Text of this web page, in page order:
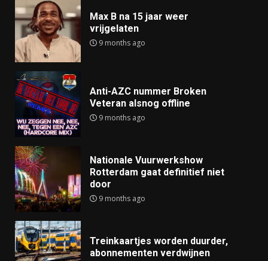
Max B na 15 jaar weer
vrijgelaten
9 months ago
Anti-AZC nummer Broken
Veteran alsnog offline
9 months ago
Nationale Vuurwerkshow
Rotterdam gaat definitief niet
door
9 months ago
Treinkaartjes worden duurder,
abonnementen verdwijnen